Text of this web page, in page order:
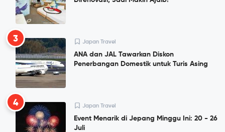
3 Japan Travel
ANA dan JAL Tawarkan Diskon
Penerbangan Domestik untuk Turis Asing
4 Japan Travel
Event Menarik di Jepang Minggu Ini: 20 - 26
Juli